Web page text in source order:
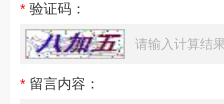
* 验证码：
* 留言内容：